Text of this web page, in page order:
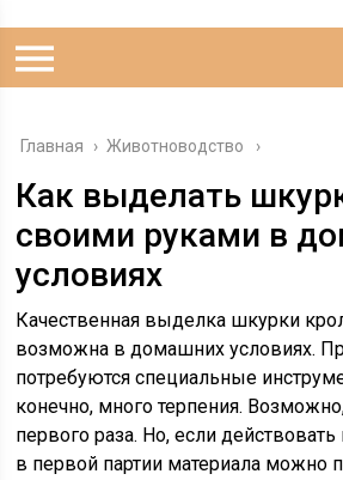
Главная › Животноводство
Как выделать
своими руками в
условиях
Качественная выделка шкурки
возможна в домашних условиях.
потребуются специальные
конечно, много терпения.
первого раза. Но, если
в первой партии материала можно